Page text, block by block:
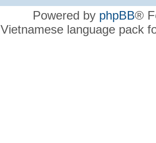
Powered by phpBB®
Vietnamese language pack